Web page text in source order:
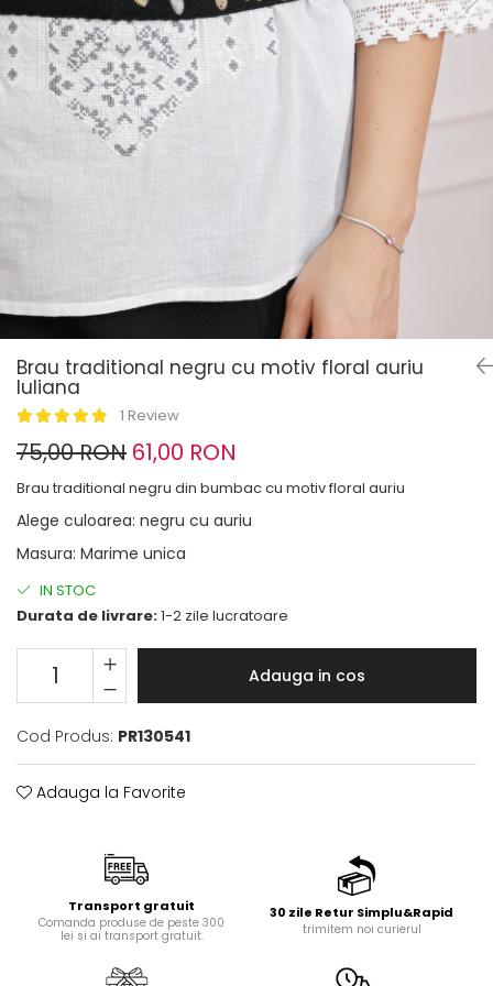
Brau traditional negru cu motiv floral auriu
Iuliana
1 Review
75,00 RON 61,00 RON
Brau traditional negru din bumbac cu motiv floral auriu
Alege culoarea: negru cu auriu
Masura: Marime unica
IN STOC
Durata de livrare:1-2 zile lucratoare
Adauga in cos
Cod Produs: PR130541
Adauga la Favorite
Transport gratuit
Comanda produse de peste 300
lei si ai transport gratuit.
30 zile Retur Simplu&Rapid
trimitem noi curierul